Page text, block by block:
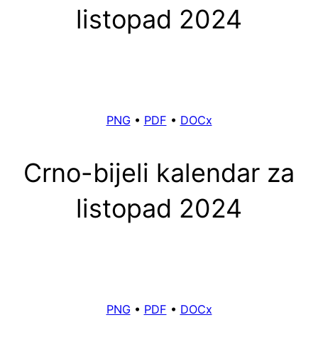
listopad 2024
PNG • PDF • DOCx
Crno-bijeli kalendar za
listopad 2024
PNG • PDF • DOCx